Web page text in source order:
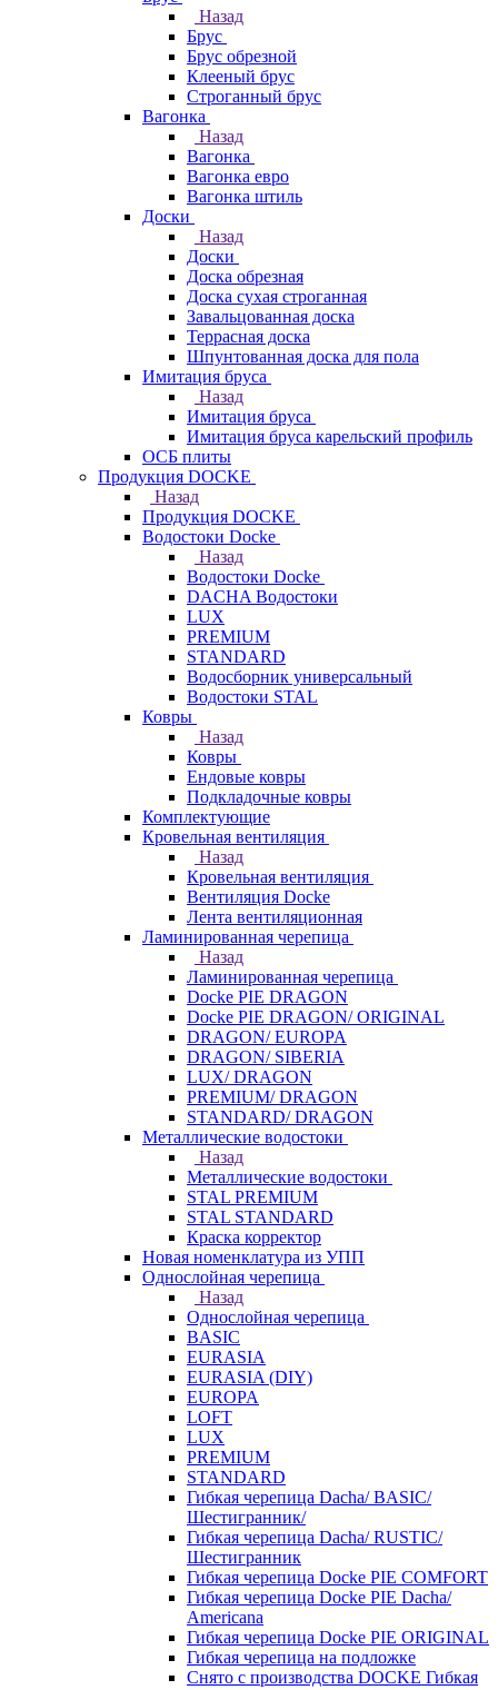
Назад
Брус
Брус обрезной
Клееный брус
Строганный брус
Вагонка
Назад
Вагонка
Вагонка евро
Вагонка штиль
Доски
Назад
Доски
Доска обрезная
Доска сухая строганная
Завальцованная доска
Террасная доска
Шпунтованная доска для пола
Имитация бруса
Назад
Имитация бруса
Имитация бруса карельский профиль
ОСБ плиты
Продукция DOCKE
Назад
Продукция DOCKE
Водостоки Docke
Назад
Водостоки Docke
DACHA Водостоки
LUX
PREMIUM
STANDARD
Водосборник универсальный
Водостоки STAL
Ковры
Назад
Ковры
Ендовые ковры
Подкладочные ковры
Комплектующие
Кровельная вентиляция
Назад
Кровельная вентиляция
Вентиляция Docke
Лента вентиляционная
Ламинированная черепица
Назад
Ламинированная черепица
Docke PIE DRAGON
Docke PIE DRAGON/ ORIGINAL
DRAGON/ EUROPA
DRAGON/ SIBERIA
LUX/ DRAGON
PREMIUM/ DRAGON
STANDARD/ DRAGON
Металлические водостоки
Назад
Металлические водостоки
STAL PREMIUM
STAL STANDARD
Краска корректор
Новая номенклатура из УПП
Однослойная черепица
Назад
Однослойная черепица
BASIC
EURASIA
EURASIA (DIY)
EUROPA
LOFT
LUX
PREMIUM
STANDARD
Гибкая черепица Dacha/ BASIC/
Шестигранник/
Гибкая черепица Dacha/ RUSTIC/
Шестигранник
Гибкая черепица Docke PIE COMFORT
Гибкая черепица Docke PIE Dacha/
Americana
Гибкая черепица Docke PIE ОRIGINАL
Гибкая черепица на подложке
Снято с производства DOCKE Гибкая